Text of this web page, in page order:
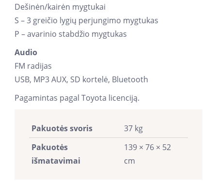
Dešinėn/kairėn mygtukai
S – 3 greičio lygių perjungimo mygtukas
P – avarinio stabdžio mygtukas
Audio
FM radijas
USB, MP3 AUX, SD kortelė, Bluetooth
Pagamintas pagal Toyota licenciją.
Pakuotės svoris
37 kg
Pakuotės
išmatavimai
139 × 76 × 52
cm